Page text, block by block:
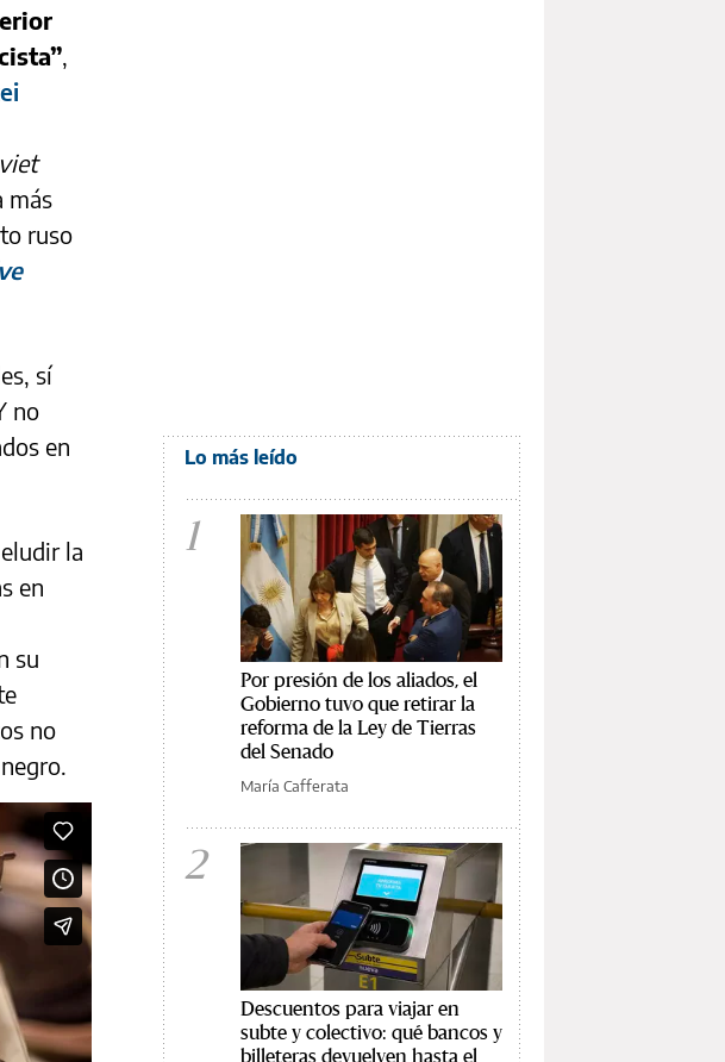
,
más
ruso
sí
no
en
la
en
su
no
Lo más leído
1
Por presión de los aliados, el
Gobierno tuvo que retirar la
reforma de la Ley de Tierras
del Senado
María Cafferata
2
Descuentos para viajar en
subte y colectivo: qué bancos y
billeteras devuelven hasta el